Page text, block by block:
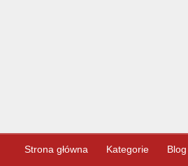
Strona główna Kategorie Blog